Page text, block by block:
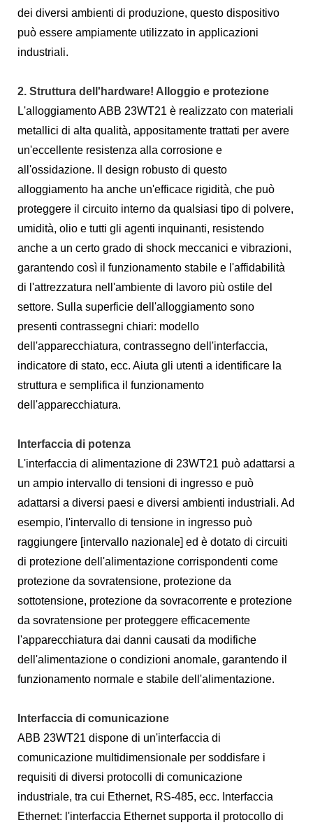
dei diversi ambienti di produzione, questo dispositivo
può essere ampiamente utilizzato in applicazioni
industriali.
2. Struttura dell'hardware! Alloggio e protezione
L'alloggiamento ABB 23WT21 è realizzato con materiali
metallici di alta qualità, appositamente trattati per avere
un'eccellente resistenza alla corrosione e
all'ossidazione. Il design robusto di questo
alloggiamento ha anche un'efficace rigidità, che può
proteggere il circuito interno da qualsiasi tipo di polvere,
umidità, olio e tutti gli agenti inquinanti, resistendo
anche a un certo grado di shock meccanici e vibrazioni,
garantendo così il funzionamento stabile e l'affidabilità
di l'attrezzatura nell'ambiente di lavoro più ostile del
settore. Sulla superficie dell'alloggiamento sono
presenti contrassegni chiari: modello
dell'apparecchiatura, contrassegno dell'interfaccia,
indicatore di stato, ecc. Aiuta gli utenti a identificare la
struttura e semplifica il funzionamento
dell'apparecchiatura.
Interfaccia di potenza
L'interfaccia di alimentazione di 23WT21 può adattarsi a
un ampio intervallo di tensioni di ingresso e può
adattarsi a diversi paesi e diversi ambienti industriali. Ad
esempio, l'intervallo di tensione in ingresso può
raggiungere [intervallo nazionale] ed è dotato di circuiti
di protezione dell'alimentazione corrispondenti come
protezione da sovratensione, protezione da
sottotensione, protezione da sovracorrente e protezione
da sovratensione per proteggere efficacemente
l'apparecchiatura dai danni causati da modifiche
dell'alimentazione o condizioni anomale, garantendo il
funzionamento normale e stabile dell'alimentazione.
Interfaccia di comunicazione
ABB 23WT21 dispone di un'interfaccia di
comunicazione multidimensionale per soddisfare i
requisiti di diversi protocolli di comunicazione
industriale, tra cui Ethernet, RS-485, ecc. Interfaccia
Ethernet: l'interfaccia Ethernet supporta il protocollo di